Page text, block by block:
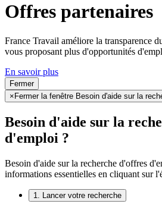
Offres partenaires
France Travail améliore la transparence
vous proposant plus d'opportunités
En savoir plus
Fermer
× Fermer la fenêtre Besoin d'aide sur la
Besoin d'aide sur la
d'emploi ?
Besoin d'aide sur la recherche d'offres
informations essentielles en cliquant sur
1. Lancer votre recherche